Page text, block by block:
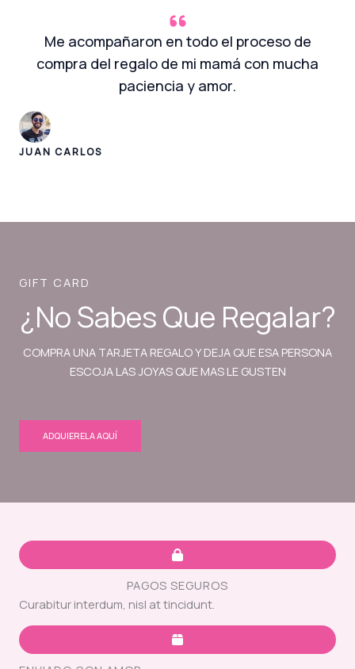
Me acompañaron en todo el proceso de
compra del regalo de mi mamá con mucha
paciencia y amor.
JUAN CARLOS
GIFT CARD
¿No Sabes Que Regalar?
COMPRA UNA TARJETA REGALO Y DEJA QUE ESA PERSONA
ESCOJA LAS JOYAS QUE MAS LE GUSTEN
ADQUIERELA AQUÍ
PAGOS SEGUROS
Curabitur interdum, nisl at tincidunt.